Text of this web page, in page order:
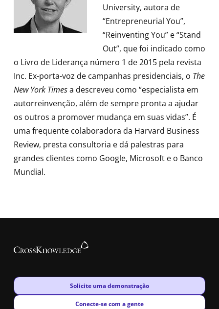
University, autora de
“Entrepreneurial You”,
“Reinventing You” e “Stand
Out”, que foi indicado como
o Livro de Liderança número 1 de 2015 pela revista
Inc. Ex-porta-voz de campanhas presidenciais, o The
New York Timesa descreveu como “especialista em
autorreinvenção, além de sempre pronta a ajudar
os outros a promover mudança em suas vidas”. É
uma frequente colaboradora da Harvard Business
Review, presta consultoria e dá palestras para
grandes clientes como Google, Microsoft e o Banco
Mundial.
New window
Solicite uma demonstração
New window
Conecte-se com a gente